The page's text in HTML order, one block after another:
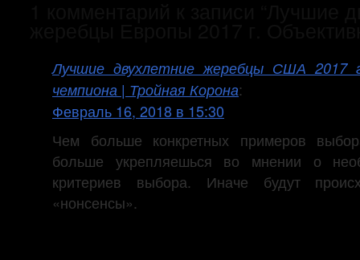
Лучшие двухлетние жеребцы США 2017
чемпиона | Тройная Корона:
Февраль 16, 2018 в 15:30
Чем больше конкретных примеров
больше укрепляешься во мнении о
критериев выбора. Иначе будут
«нонсенсы».